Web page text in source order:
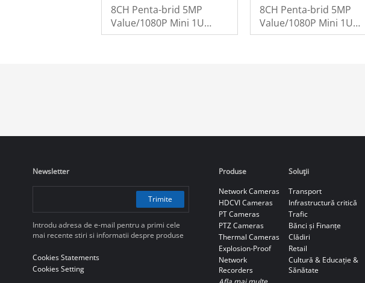
8CH Penta-brid 5MP
Value/1080P Mini 1U
1HDD WizSense Digital
8CH Penta-brid 5MP
Value/1080P Mini 1U
1HDD WizSense Digital
Newsletter
Trimite
Introdu adresa de e-mail pentru a primi cele
mai recente stiri si informatii despre produse
Cookies Statements
Cookies Setting
Produse
Network Cameras
HDCVI Cameras
PT Cameras
PTZ Cameras
Thermal Cameras
Explosion-Proof
Network
Recorders
Soluţii
Transport
Infrastructură critică
Trafic
Bănci și Finanțe
Clădiri
Retail
Cultură & Educație &
Sănătate